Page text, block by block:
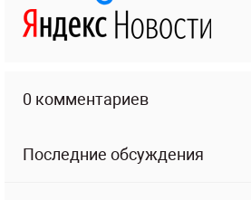
0 комментариев
Последние обсуждения